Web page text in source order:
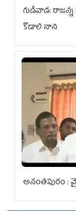
గుడివాడ: రాజన్న
కొడాలి నాని
అనంతపురం :